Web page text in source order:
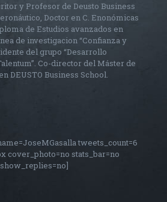
y Profesor de Deusto Business
Doctor en C. Enonómicas
de Estudios avanzados en
de investigacion “Confianza y
del grupo “Desarrollo
Co-director del Máster de
DEUSTO Business School.
tweets_count=6
cover_photo=no stats_bar=no